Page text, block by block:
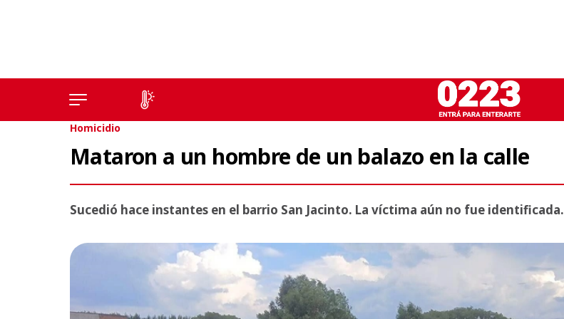
Homicidio
Mataron a un hombre de un balazo en la calle
Sucedió hace instantes en el barrio San Jacinto. La víctima aún no fue identificada.